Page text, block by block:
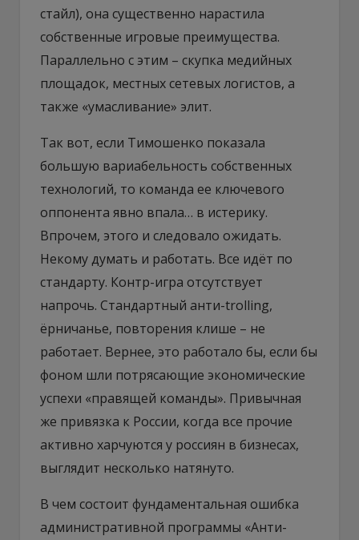
стайл), она существенно нарастила
собственные игровые преимущества.
Параллельно с этим – скупка медийных
площадок, местных сетевых логистов, а
также «умасливание» элит.
Так вот, если Тимошенко показала
большую вариабельность собственных
технологий, то команда ее ключевого
оппонента явно впала… в истерику.
Впрочем, этого и следовало ожидать.
Некому думать и работать. Все идёт по
стандарту. Контр-игра отсутствует
напрочь. Стандартный анти-trolling,
ёрничанье, повторения клише – не
работает. Вернее, это работало бы, если бы
фоном шли потрясающие экономические
успехи «правящей команды». Привычная
же привязка к России, когда все прочие
активно харчуются у россиян в бизнесах,
выглядит несколько натянуто.
В чем состоит фундаментальная ошибка
административной программы «Анти-